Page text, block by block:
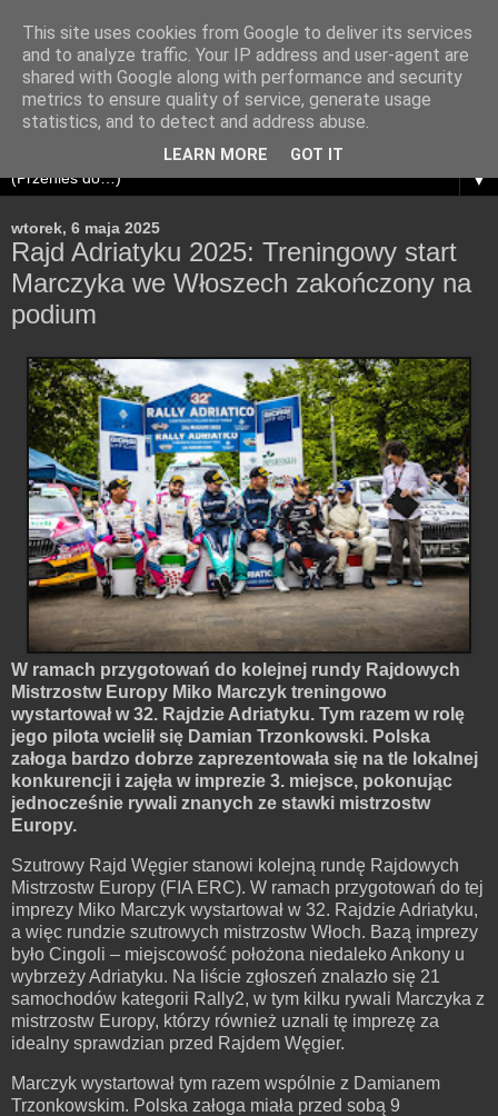
▼
wtorek, 6 maja 2025
Rajd Adriatyku 2025: Treningowy start
Marczyka we Włoszech zakończony na
podium
W ramach przygotowań do kolejnej rundy Rajdowych
Mistrzostw Europy Miko Marczyk treningowo
wystartował w 32. Rajdzie Adriatyku. Tym razem w rolę
jego pilota wcielił się Damian Trzonkowski. Polska
załoga bardzo dobrze zaprezentowała się na tle lokalnej
konkurencji i zajęła w imprezie 3. miejsce, pokonując
jednocześnie rywali znanych ze stawki mistrzostw
Europy.
Szutrowy Rajd Węgier stanowi kolejną rundę Rajdowych
Mistrzostw Europy (FIA ERC). W ramach przygotowań do tej
imprezy Miko Marczyk wystartował w 32. Rajdzie Adriatyku,
a więc rundzie szutrowych mistrzostw Włoch. Bazą imprezy
było Cingoli – miejscowość położona niedaleko Ankony u
wybrzeży Adriatyku. Na liście zgłoszeń znalazło się 21
samochodów kategorii Rally2, w tym kilku rywali Marczyka z
mistrzostw Europy, którzy również uznali tę imprezę za
idealny sprawdzian przed Rajdem Węgier.
Marczyk wystartował tym razem wspólnie z Damianem
Trzonkowskim. Polska załoga miała przed sobą 9
This site uses cookies from Google to deliver its services
and to analyze traffic. Your IP address and user-agent are
shared with Google along with performance and security
metrics to ensure quality of service, generate usage
statistics, and to detect and address abuse.
LEARN MORE GOT IT